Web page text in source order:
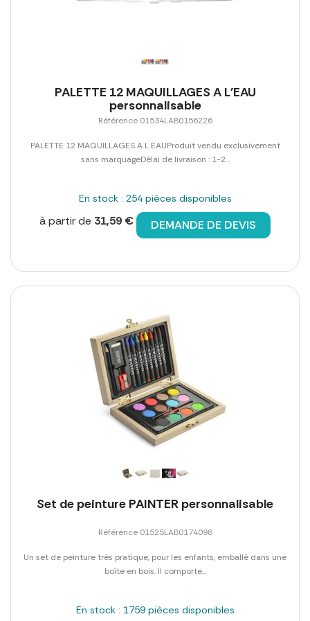
PALETTE 12 MAQUILLAGES A L'EAU
personnalisable
Référence 01534LAB0156226
PALETTE 12 MAQUILLAGES A L EAUProduit vendu exclusivement
sans marquageDélai de livraison : 1-2...
En stock : 254 pièces disponibles
à partir de 31,59 € DEMANDE DE DEVIS
Set de peinture PAINTER personnalisable
Référence 01525LAB0174098
Un set de peinture très pratique, pour les enfants, emballé dans une
boîte en bois. Il comporte...
En stock : 1759 pièces disponibles